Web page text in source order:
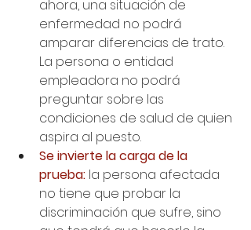
ahora, una situación de
enfermedad no podrá
amparar diferencias de trato.
La persona o entidad
empleadora no podrá
preguntar sobre las
condiciones de salud de quien
aspira al puesto.
Se invierte la carga de la
prueba: la persona afectada
no tiene que probar la
discriminación que sufre, sino